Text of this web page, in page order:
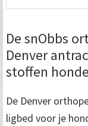
De snObbs
Denver
stoffen
De Denver
ligbed voor je